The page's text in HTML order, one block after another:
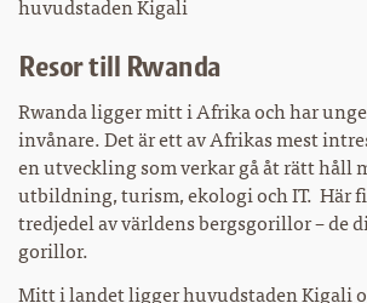
Resor till Rwanda
Rwanda ligger mitt i Afrika och har
invånare. Det är ett av Afrikas mest
en utveckling som verkar gå åt rätt håll
utbildning, turism, ekologi och IT. Här
tredjedel av världens bergsgorillor – de
gorillor.
Mitt i landet ligger huvudstaden Kigali